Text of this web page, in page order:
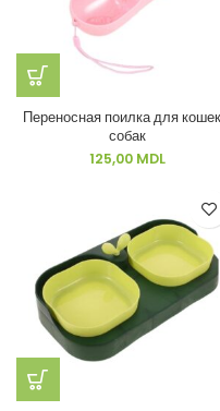
Переносная поилка для
собак
125,00 MDL